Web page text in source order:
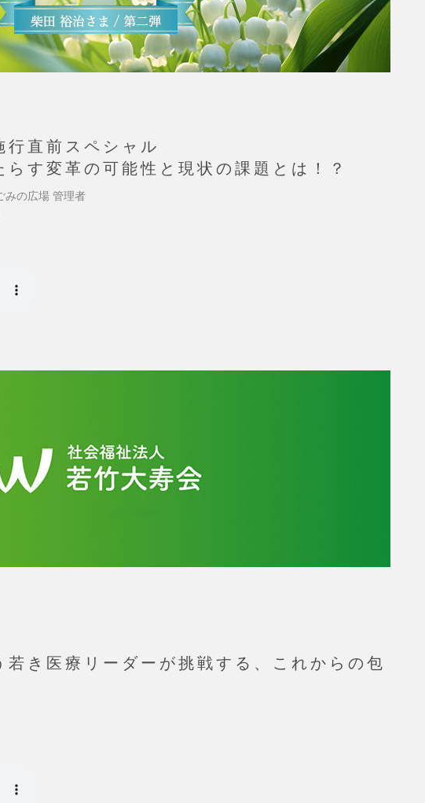
行直前スペシャル
す変革の可能性と現状の課題とは！？
の広場 管理者
き医療リーダーが挑戦する、これからの包